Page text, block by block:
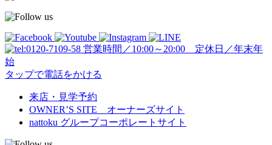
営業時間／10:00～20:00 定休日／年末年
始
タップで電話をかける
来店・見学予約
OWNER’S SITE オーナーズサイト
nattoku グループコーポレートサイト